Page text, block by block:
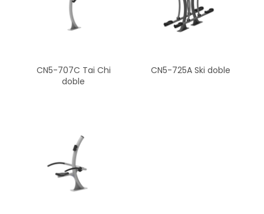
CN5-707C Tai Chi
doble
CN5-725A Ski doble